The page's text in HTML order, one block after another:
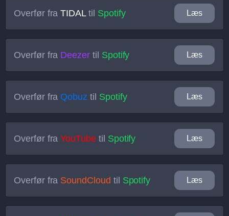
Overfør fraTIDALtil Spotify Læs
Overfør fra Deezer til Spotify Læs
Overfør fra Qobuz til Spotify Læs
Overfør fraYouTubetil Spotify Læs
Overfør fra SoundCloud til Spotify Læs